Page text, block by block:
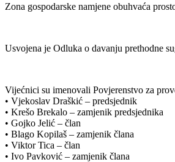
Zona gospodarske namjene obuhvaća
Usvojena je Odluka o davanju prethodne
Vijećnici su imenovali Povjerenstvo za
• Vjekoslav Draškić – predsjednik
• Krešo Brekalo – zamjenik predsjednika
• Gojko Jelić – član
• Blago Kopilaš – zamjenik člana
• Viktor Tica – član
• Ivo Pavković – zamjenik člana